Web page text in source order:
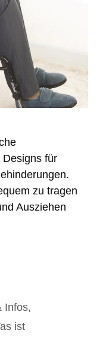
für
zu tragen
Ausziehen
Infos,
ist